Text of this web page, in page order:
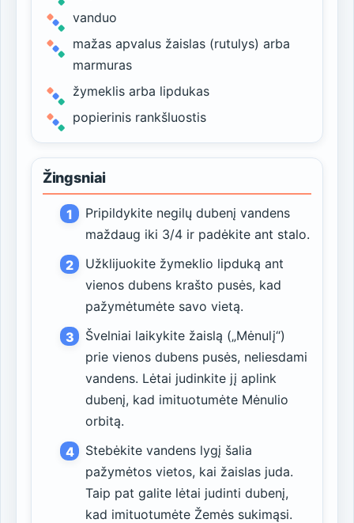
vanduo
mažas apvalus žaislas (rutulys) arba
marmuras
žymeklis arba lipdukas
popierinis rankšluostis
Žingsniai
Pripildykite negilų dubenį vandens
maždaug iki 3/4 ir padėkite ant stalo.
Užklijuokite žymeklio lipduką ant
vienos dubens krašto pusės, kad
pažymėtumėte savo vietą.
Švelniai laikykite žaislą („Mėnulį“)
prie vienos dubens pusės, neliesdami
vandens. Lėtai judinkite jį aplink
dubenį, kad imituotumėte Mėnulio
orbitą.
Stebėkite vandens lygį šalia
pažymėtos vietos, kai žaislas juda.
Taip pat galite lėtai judinti dubenį,
kad imituotumėte Žemės sukimąsi.